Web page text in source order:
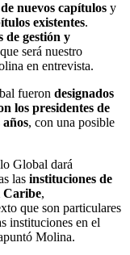
nuevos capítulos y
existentes.
de gestión y
será nuestro
en entrevista.
fueron designados
los presidentes de
, con una posible
Global dará
las instituciones de
Caribe,
que son particulares
instituciones en el
Molina.